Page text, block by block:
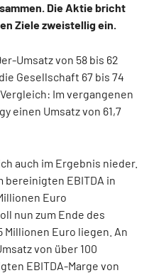
Die Aktie bricht
Ziele zweistellig ein.
Umsatz von 58 bis 62
Gesellschaft 67 bis 74
Im vergangenen
einen Umsatz von 61,7
auch im Ergebnis nieder.
bereinigten EBITDA in
Euro
nun zum Ende des
Millionen Euro liegen. An
von über 100
EBITDA-Marge von